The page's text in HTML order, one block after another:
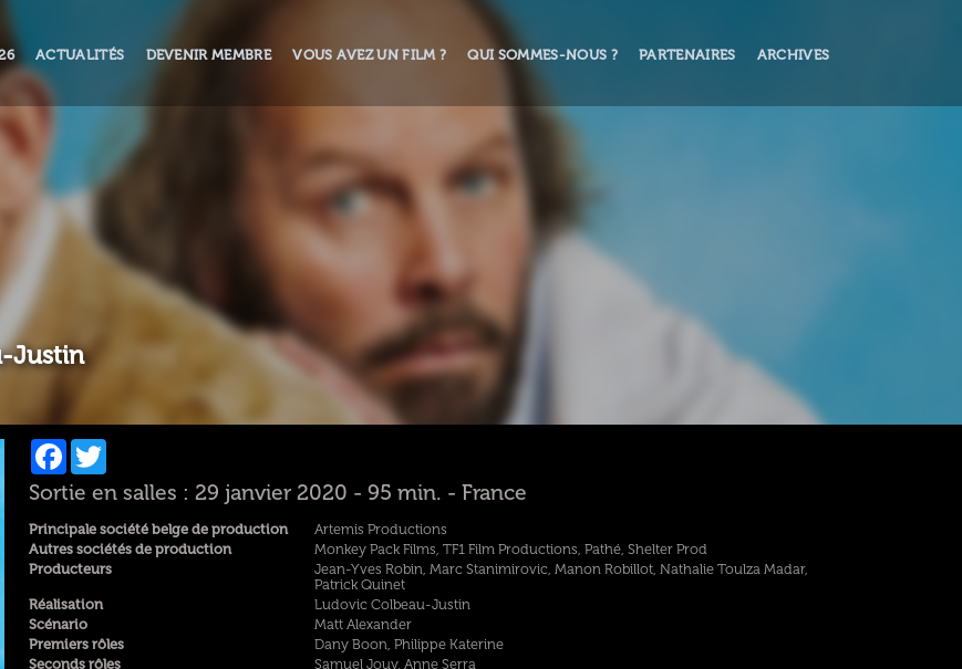
ACTUALITÉS DEVENIR MEMBRE VOUS AVEZ UN FILM ? QUI SOMMES-NOUS ? PARTENAIRES ARCHIVES
Justin
Facebook
Sortie en salles : 29 janvier 2020 - 95 min. - France
Principale société belge de production
Artemis Productions
Autres sociétés de production
Monkey Pack Films, TF1 Film Productions, Pathé, Shelter Prod
Producteurs
Jean-Yves Robin, Marc Stanimirovic, Manon Robillot, Nathalie Toulza Madar,
Patrick Quinet
Réalisation
Ludovic Colbeau-Justin
Scénario
Matt Alexander
Premiers rôles
Dany Boon, Philippe Katerine
Seconds rôles
Samuel Jouy, Anne Serra